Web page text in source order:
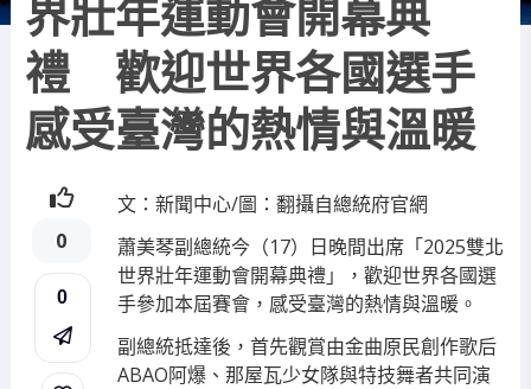
界壯年運動會開幕典
禮 歡迎世界各國選手
感受臺灣的熱情與溫暖
0
0
文：新聞中心/圖：翻攝自總統府官網
蕭美琴副總統今（17）日晚間出席「2025雙北
世界壯年運動會開幕典禮」，歡迎世界各國選
手參加本屆賽會，感受臺灣的熱情與溫暖。
副總統抵達後，首先觀賞由金曲原民創作歌后
ABAO阿爆、那屋瓦少女隊與特技舞者共同演